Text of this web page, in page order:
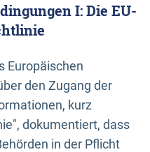
I: Die EU-
Europäischen
den Zugang der
kurz
dokumentiert, dass
in der Pflicht